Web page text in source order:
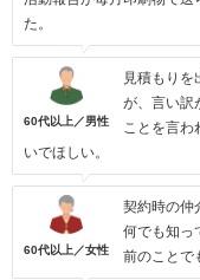
た。
60代以上／男性
見積もりを
が、言い訳
ことを言わ
いでほしい。
60代以上／女性
契約時の仲
何でも知っ
前のことで